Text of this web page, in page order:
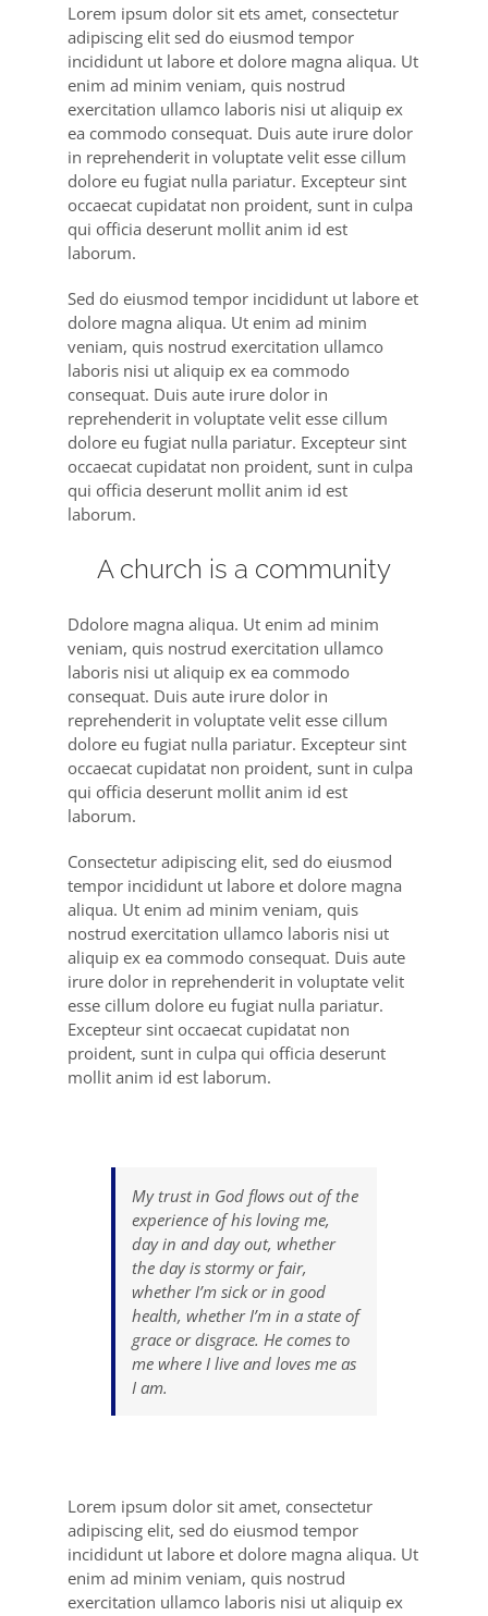
Lorem ipsum dolor sit ets amet, consectetur
adipiscing elit sed do eiusmod tempor
incididunt ut labore et dolore magna aliqua. Ut
enim ad minim veniam, quis nostrud
exercitation ullamco laboris nisi ut aliquip ex
ea commodo consequat. Duis aute irure dolor
in reprehenderit in voluptate velit esse cillum
dolore eu fugiat nulla pariatur. Excepteur sint
occaecat cupidatat non proident, sunt in culpa
qui officia deserunt mollit anim id est
laborum.
Sed do eiusmod tempor incididunt ut labore et
dolore magna aliqua. Ut enim ad minim
veniam, quis nostrud exercitation ullamco
laboris nisi ut aliquip ex ea commodo
consequat. Duis aute irure dolor in
reprehenderit in voluptate velit esse cillum
dolore eu fugiat nulla pariatur. Excepteur sint
occaecat cupidatat non proident, sunt in culpa
qui officia deserunt mollit anim id est
laborum.
A church is a community
Ddolore magna aliqua. Ut enim ad minim
veniam, quis nostrud exercitation ullamco
laboris nisi ut aliquip ex ea commodo
consequat. Duis aute irure dolor in
reprehenderit in voluptate velit esse cillum
dolore eu fugiat nulla pariatur. Excepteur sint
occaecat cupidatat non proident, sunt in culpa
qui officia deserunt mollit anim id est
laborum.
Consectetur adipiscing elit, sed do eiusmod
tempor incididunt ut labore et dolore magna
aliqua. Ut enim ad minim veniam, quis
nostrud exercitation ullamco laboris nisi ut
aliquip ex ea commodo consequat. Duis aute
irure dolor in reprehenderit in voluptate velit
esse cillum dolore eu fugiat nulla pariatur.
Excepteur sint occaecat cupidatat non
proident, sunt in culpa qui officia deserunt
mollit anim id est laborum.
My trust in God flows out of the
experience of his loving me,
day in and day out, whether
the day is stormy or fair,
whether I’m sick or in good
health, whether I’m in a state of
grace or disgrace. He comes to
me where I live and loves me as
I am.
Lorem ipsum dolor sit amet, consectetur
adipiscing elit, sed do eiusmod tempor
incididunt ut labore et dolore magna aliqua. Ut
enim ad minim veniam, quis nostrud
exercitation ullamco laboris nisi ut aliquip ex